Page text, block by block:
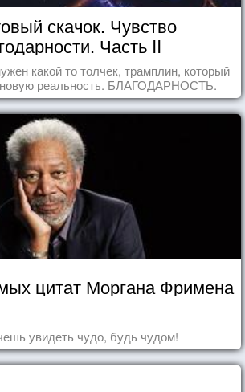
скачок. Чувство
Часть II
какой то толчек, трамплин, который
новую реальность. БЛАГОДАРНОСТЬ.
цитат Моргана Фримена
увидеть чудо, будь чудом!